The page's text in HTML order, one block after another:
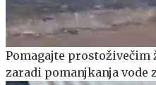
Pomagajte
zaradi pomanjkanja vode